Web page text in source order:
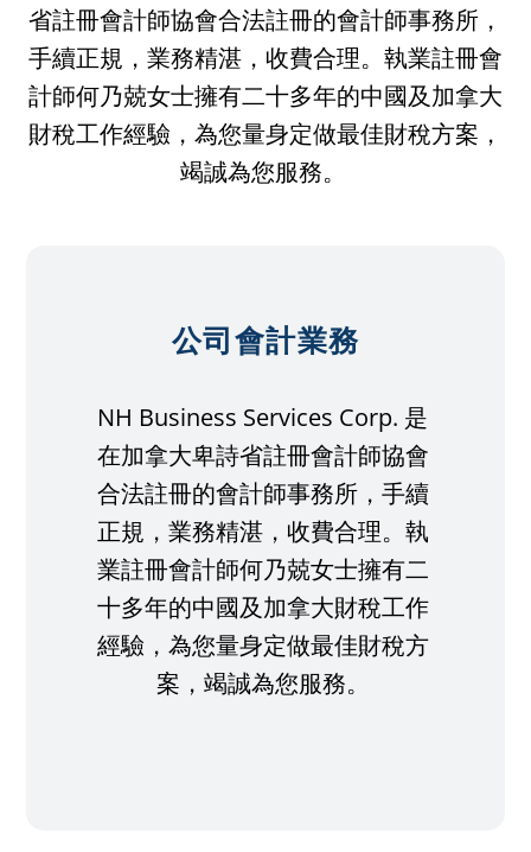
省註冊會計師協會合法註冊的會計師事務所，
手續正規，業務精湛，收費合理。執業註冊會
計師何乃兢女士擁有二十多年的中國及加拿大
財稅工作經驗，為您量身定做最佳財稅方案，
竭誠為您服務。
公司會計業務
NH Business Services Corp. 是
在加拿大卑詩省註冊會計師協會
合法註冊的會計師事務所，手續
正規，業務精湛，收費合理。執
業註冊會計師何乃兢女士擁有二
十多年的中國及加拿大財稅工作
經驗，為您量身定做最佳財稅方
案，竭誠為您服務。